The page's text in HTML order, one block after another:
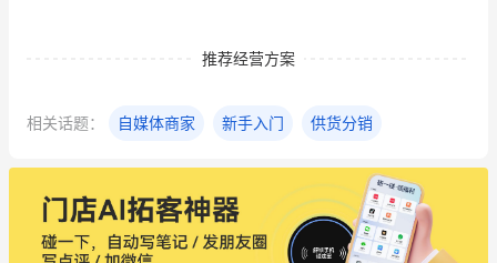
推荐经营方案
相关话题： 自媒体商家 新手入门 供货分销